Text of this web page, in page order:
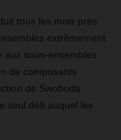
tous les mois près
extrêmement
aux sous-ensembles
de composants
de Swoboda.
seul défi auquel les